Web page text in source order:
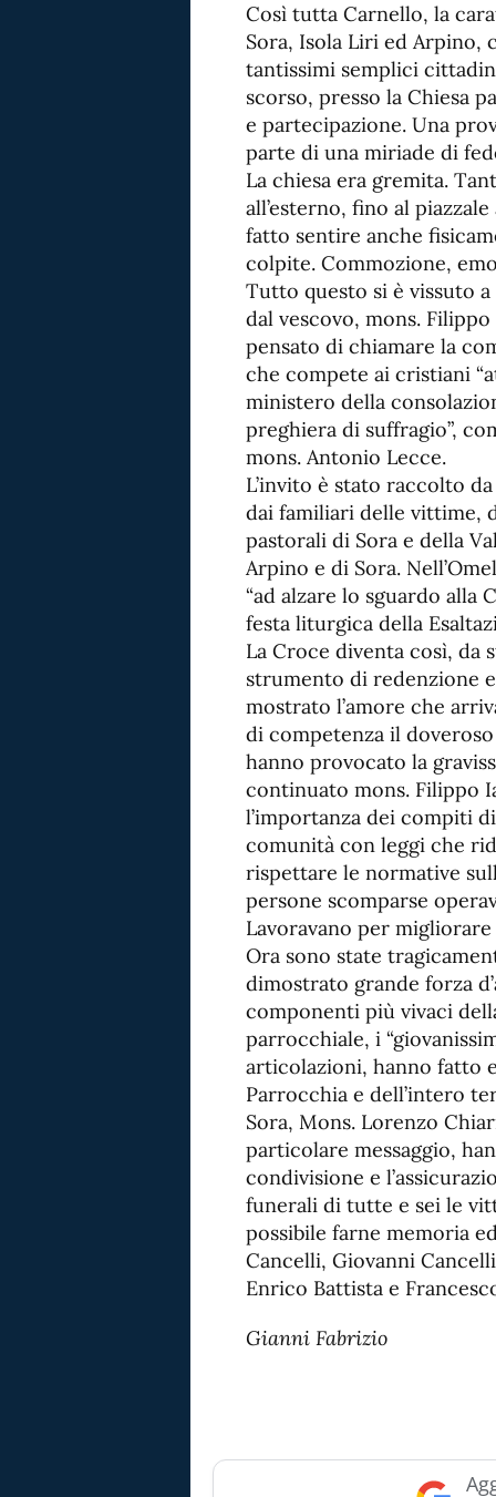
Così tutta Carnello, la
Sora, Isola Liri ed
tantissimi semplici
scorso, presso la Chiesa
e partecipazione. Una
parte di una miriade di
La chiesa era gremita.
all’esterno, fino al
fatto sentire anche
colpite. Commozione,
Tutto questo si è vissuto
dal vescovo, mons.
pensato di chiamare la
che compete ai cristiani
ministero della
preghiera di suffragio”,
mons. Antonio Lecce.
L’invito è stato raccolto
dai familiari delle vittime,
pastorali di Sora e della
Arpino e di Sora.
“ad alzare lo sguardo
festa liturgica della
La Croce diventa così,
strumento di redenzione
mostrato l’amore che
di competenza il
hanno provocato la
continuato mons. Filippo
l’importanza dei compiti
comunità con leggi che
rispettare le normative
persone scomparse
Lavoravano per
Ora sono state
dimostrato grande forza
componenti più vivaci
parrocchiale, i
articolazioni, hanno fatto
Parrocchia e dell’intero
Sora, Mons. Lorenzo
particolare messaggio,
condivisione e
funerali di tutte e sei le
possibile farne memoria
Cancelli, Giovanni
Enrico Battista e
Gianni Fabrizio